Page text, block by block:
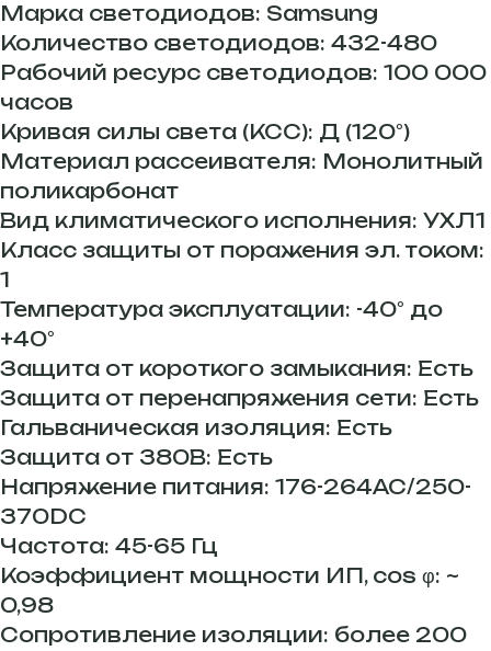
Марка светодиодов: Samsung
Количество светодиодов: 432-480
Рабочий ресурс светодиодов: 100 000
часов
Кривая силы света (КСС): Д (120°)
Материал рассеивателя: Монолитный
поликарбонат
Вид климатического исполнения: УХЛ1
Класс защиты от поражения эл. током:
1
Температура эксплуатации: -40° до
+40°
Защита от короткого замыкания: Есть
Защита от перенапряжения сети: Есть
Гальваническая изоляция: Есть
Защита от 380В: Есть
Напряжение питания: 176-264AC/250-
370DC
Частота: 45-65 Гц
Коэффициент мощности ИП, cos φ: ~
0,98
Сопротивление изоляции: более 200